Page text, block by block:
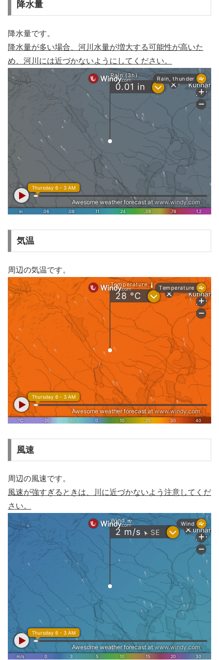
降水量
降水量です。
降水量が多い場合、河川水量が増大する可能性が高いた
め、河川には近づかないようにしてください。
気温
周辺の気温です。
風速
周辺の風速です。
風速が強すぎるときは、川に近づかないよう注意してくだ
さい。